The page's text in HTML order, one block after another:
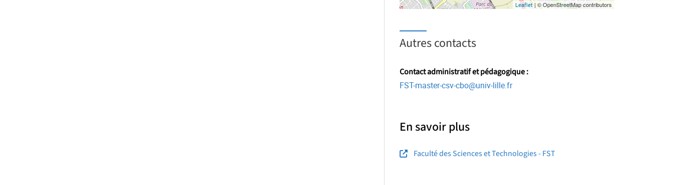
Leaflet| © OpenStreetMap contributors
Autres contacts
Contact administratif et pédagogique :
FST-master-csv-cbo@univ-lille.fr
En savoir plus
Faculté des Sciences et Technologies - FST